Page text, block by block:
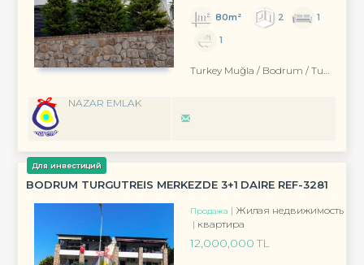
80m² 2
1
1
Turkey Muğla / Bodrum / Turgutreis
NAZAR EMLAK
Для инвестиций
BODRUM TURGUTREİS MERKEZDE 3+1 DAİRE REF-3281
Продажа
Жилая недвижимость
квартира
12,000,000 TL